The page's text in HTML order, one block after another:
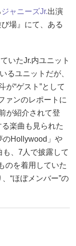
ジャニーズJr.出演
場』にて、ある
いたJr.内ユニット
るユニットだが、
が“ゲスト”として
ァンのレポートに
が紹介されて登
楽曲も見られた
のHollywood」や
も、7人で披露して
のを着用していた
“ほぼメンバー”の